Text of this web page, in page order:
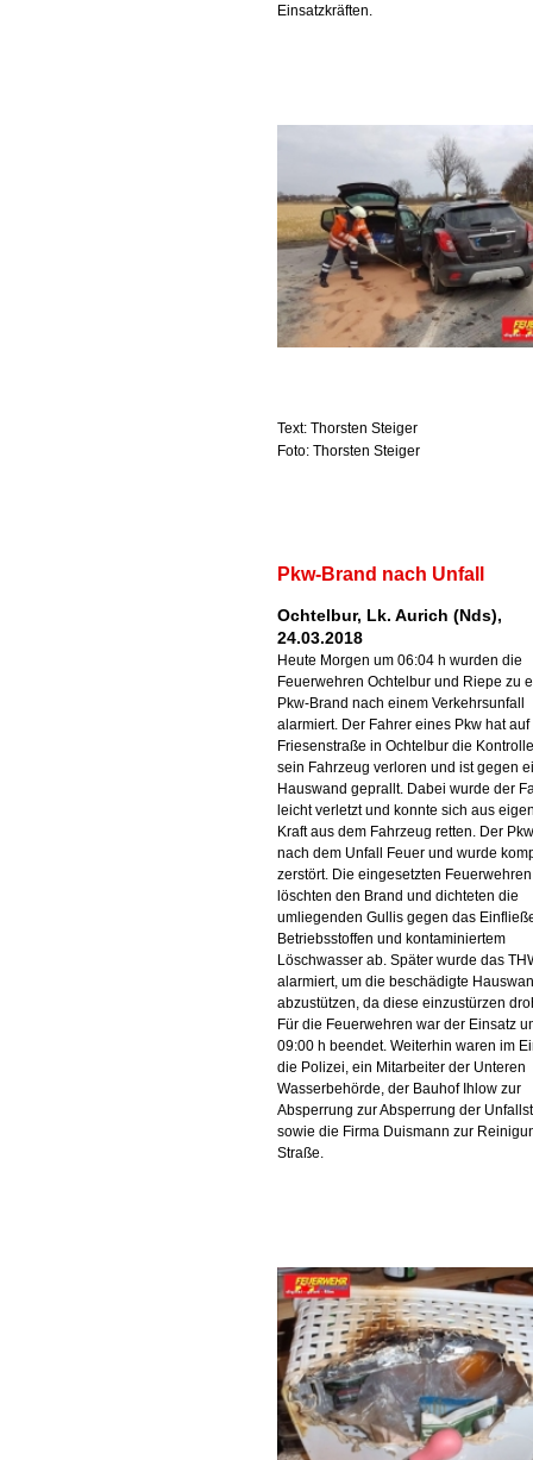
Einsatzkräften.
Text: Thorsten Steiger
Foto: Thorsten Steiger
Pkw-Brand nach Unfall
Ochtelbur, Lk. Aurich (Nds),
24.03.2018
Heute Morgen um 06:04 h wurden die
Feuerwehren Ochtelbur und Riepe zu
Pkw-Brand nach einem Verkehrsunfall
alarmiert. Der Fahrer eines Pkw hat auf
Friesenstraße in Ochtelbur die
sein Fahrzeug verloren und ist gegen
Hauswand geprallt. Dabei wurde der
leicht verletzt und konnte sich aus
Kraft aus dem Fahrzeug retten. Der
nach dem Unfall Feuer und wurde
zerstört. Die eingesetzten Feuerwehren
löschten den Brand und dichteten die
umliegenden Gullis gegen das
Betriebsstoffen und kontaminiertem
Löschwasser ab. Später wurde das
alarmiert, um die beschädigte
abzustützen, da diese einzustürzen
Für die Feuerwehren war der Einsatz
09:00 h beendet. Weiterhin waren im
die Polizei, ein Mitarbeiter der Unteren
Wasserbehörde, der Bauhof Ihlow zur
Absperrung zur Absperrung der
sowie die Firma Duismann zur
Straße.